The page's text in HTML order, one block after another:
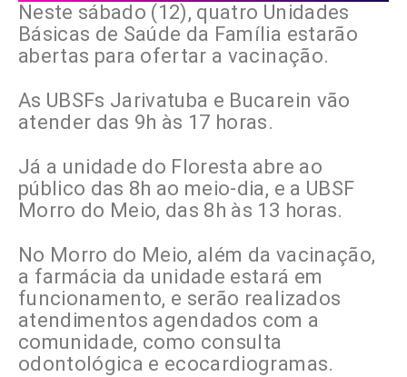
Neste sábado (12), quatro Unidades
Básicas de Saúde da Família estarão
abertas para ofertar a vacinação.
As UBSFs Jarivatuba e Bucarein vão
atender das 9h às 17 horas.
Já a unidade do Floresta abre ao
público das 8h ao meio-dia, e a UBSF
Morro do Meio, das 8h às 13 horas.
No Morro do Meio, além da vacinação,
a farmácia da unidade estará em
funcionamento, e serão realizados
atendimentos agendados com a
comunidade, como consulta
odontológica e ecocardiogramas.